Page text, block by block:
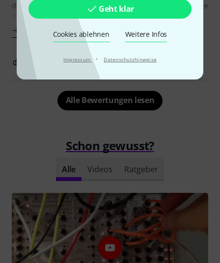
Geht klar
Cookies ablehnen Weitere Infos
Impressum · Datenschutzhinweise
der Ausgänge ein wenig hakelig ist. Vermutlich ist die Zunge
in der Buchse nicht ganz sauber
Mehr anzeigen
BEWERTUNG MELDEN
Alle Bewertungen lesen
Schon gewusst?
Alle Videos Ratgeber